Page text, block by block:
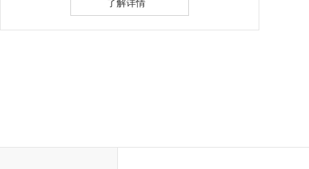
了解详情